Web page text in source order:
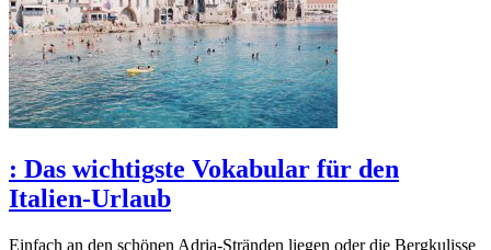
: Das wichtigste Vokabular für den
Italien-Urlaub
Einfach an den schönen Adria-Stränden liegen oder die Bergkulisse